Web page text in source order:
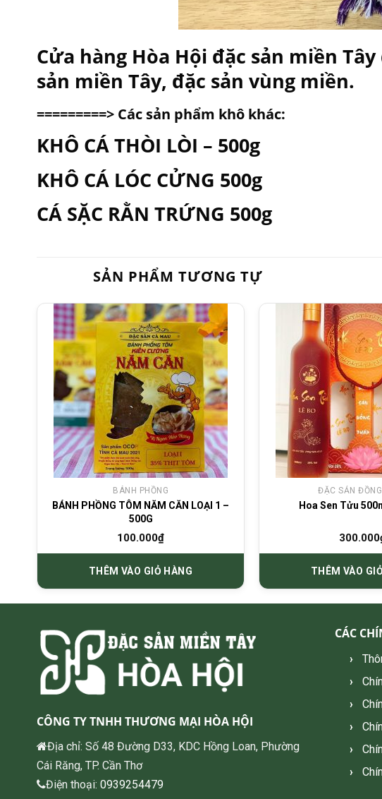
Cửa hàng Hòa Hội đặc sản miền
sản miền Tây, đặc sản vùng miền.
=========> Các sản phẩm khô khác:
KHÔ CÁ THÒI LÒI – 500g
KHÔ CÁ LÓC CỬNG 500g
CÁ SẶC RẰN TRỨNG 500g
SẢN PHẨM TƯƠNG TỰ
BÁNH PHỒNG
BÁNH PHỒNG TÔM NĂM CĂN LOẠI 1 –
500G
100.000₫
THÊM VÀO GIỎ HÀNG
ĐẶC SẢN
Hoa Sen Tửu
300.000
THÊM VÀO
CÔNG TY TNHH THƯƠNG MẠI HÒA HỘI
Địa chỉ: Số 48 Đường D33, KDC Hồng Loan, Phường
Cái Răng, TP. Cần Thơ
Điện thoại: 0939254479
CÁC